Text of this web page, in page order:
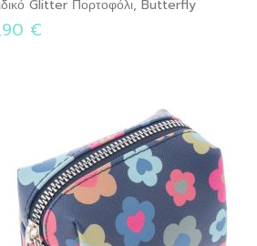
Glitter Πορτοφόλι, Butterfly
€